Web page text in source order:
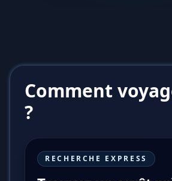
Comment
?
RECHERCHE EXPRESS